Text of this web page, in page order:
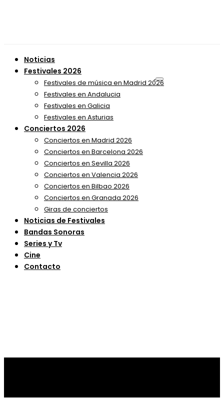
Noticias
Festivales 2026
Festivales de música en Madrid 2026
Festivales en Andalucia
Festivales en Galicia
Festivales en Asturias
Conciertos 2026
Conciertos en Madrid 2026
Conciertos en Barcelona 2026
Conciertos en Sevilla 2026
Conciertos en Valencia 2026
Conciertos en Bilbao 2026
Conciertos en Granada 2026
Giras de conciertos
Noticias de Festivales
Bandas Sonoras
Series y Tv
Cine
Contacto